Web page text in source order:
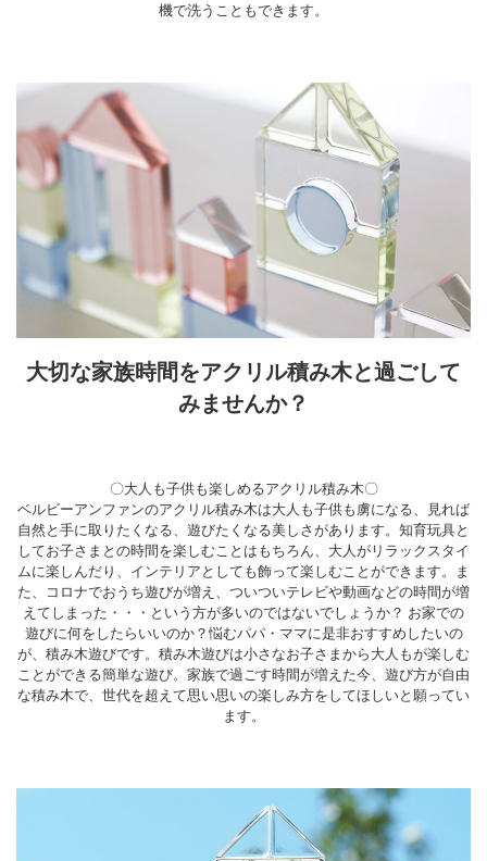
機で洗うこともできます。
大切な家族時間をアクリル積み木と過ごして
みませんか？
〇大人も子供も楽しめるアクリル積み木〇
ベルビーアンファンのアクリル積み木は大人も子供も虜になる、見れば
自然と手に取りたくなる、遊びたくなる美しさがあります。知育玩具と
してお子さまとの時間を楽しむことはもちろん、大人がリラックスタイ
ムに楽しんだり、インテリアとしても飾って楽しむことができます。ま
た、コロナでおうち遊びが増え、ついついテレビや動画などの時間が増
えてしまった・・・という方が多いのではないでしょうか？ お家での
遊びに何をしたらいいのか？悩むパパ・ママに是非おすすめしたいの
が、積み木遊びです。積み木遊びは小さなお子さまから大人もが楽しむ
ことができる簡単な遊び。家族で過ごす時間が増えた今、遊び方が自由
な積み木で、世代を超えて思い思いの楽しみ方をしてほしいと願ってい
ます。